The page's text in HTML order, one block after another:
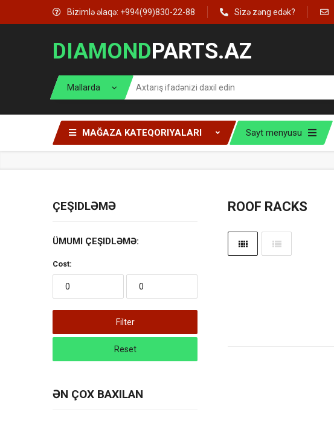
Bizimlə əlaqə: +994(99)830-22-88 Sizə zəng edək?
DIAMONDPARTS.AZ
MAĞAZA KATEQORIYALARI Sayt menyusu
ROOF RACKS
ÇEŞIDLƏMƏ
ÜMUMI ÇEŞIDLƏMƏ:
Cost:
Filter
Reset
ƏN ÇOX BAXILAN